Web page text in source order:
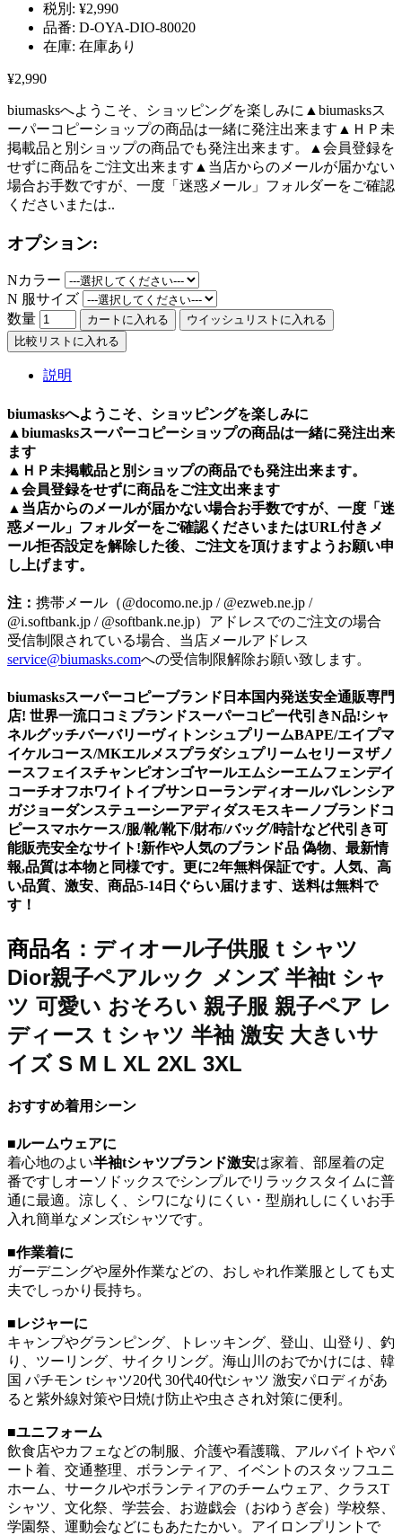
税別: ¥2,990
品番: D-OYA-DIO-80020
在庫: 在庫あり
¥2,990
biumasksへようこそ、ショッピングを楽しみに▲biumasksス
ーパーコピーショップの商品は一緒に発注出来ます▲ＨＰ未
掲載品と別ショップの商品でも発注出来ます。▲会員登録を
せずに商品をご注文出来ます▲当店からのメールが届かない
場合お手数ですが、一度「迷惑メール」フォルダーをご確認
くださいまたは..
オプション:
Nカラー
N 服サイズ
数量
カートに入れる
ウイッシュリストに入れる
比較リストに入れる
説明
biumasksへようこそ、ショッピングを楽しみに
▲ biumasksスーパーコピーショップの商品は一緒に発注出来
ます
▲ＨＰ未掲載品と別ショップの商品でも発注出来ます。
▲会員登録をせずに商品をご注文出来ます
▲当店からのメールが届かない場合お手数ですが、一度「迷
惑メール」フォルダーをご確認くださいまたはURL付きメ
ール拒否設定を解除した後、ご注文を頂けますようお願い申
し上げます。
注： 携帯メール（@docomo.ne.jp / @ezweb.ne.jp /
@i.softbank.jp / @softbank.ne.jp）アドレスでのご注文の場合
受信制限されている場合、当店メールアドレス
service@biumasks.comへの受信制限解除お願い致します。
biumasksスーパーコピーブランド日本国内発送安全通販専門
店! 世界一流口コミブランドスーパーコピー代引きN品!シャ
ネルグッチバーバリーヴィトンシュプリームBAPE/エイプマ
イケルコース/MKエルメスプラダシュプリームセリーヌザノ
ースフェイスチャンピオンゴヤールエムシーエムフェンデイ
コーチオフホワイトイブサンローランディオールバレンシア
ガジョーダンステューシーアディダスモスキーノブランドコ
ピースマホケース/服/靴/靴下/財布/バッグ/時計など代引き可
能販売安全なサイト!新作や人気のブランド品 偽物、最新情
報,品質は本物と同様です。更に2年無料保証です。人気、高
い品質、激安、商品5-14日ぐらい届けます、送料は無料で
す！
商品名： ディオール子供服ｔシャツ
Dior親子ペアルック メンズ 半袖t シャ
ツ 可愛い おそろい 親子服 親子ペア レ
ディースｔシャツ 半袖 激安 大きいサ
イズ S M L XL 2XL 3XL
おすすめ着用シーン
■ルームウェアに
着心地のよい半袖tシャツブランド激安は家着、部屋着の定
番ですしオーソドックスでシンプルでリラックスタイムに普
通に最適。涼しく、シワになりにくい・型崩れしにくいお手
入れ簡単なメンズtシャツです。
■作業着に
ガーデニングや屋外作業などの、おしゃれ作業服としても丈
夫でしっかり長持ち。
■レジャーに
キャンプやグランピング、トレッキング、登山、山登り、釣
り、ツーリング、サイクリング。海山川のおでかけには、韓
国 パチモン tシャツ20代 30代40代tシャツ 激安パロディがあ
ると紫外線対策や日焼け防止や虫さされ対策に便利。
■ユニフォーム
飲食店やカフェなどの制服、介護や看護職、アルバイトやパ
ート着、交通整理、ボランティア、イベントのスタッフユニ
ホーム、サークルやボランティアのチームウェア、クラスT
シャツ、文化祭、学芸会、お遊戯会（おゆうぎ会）学校祭、
学園祭、運動会などにもあたたかい。アイロンプリントで